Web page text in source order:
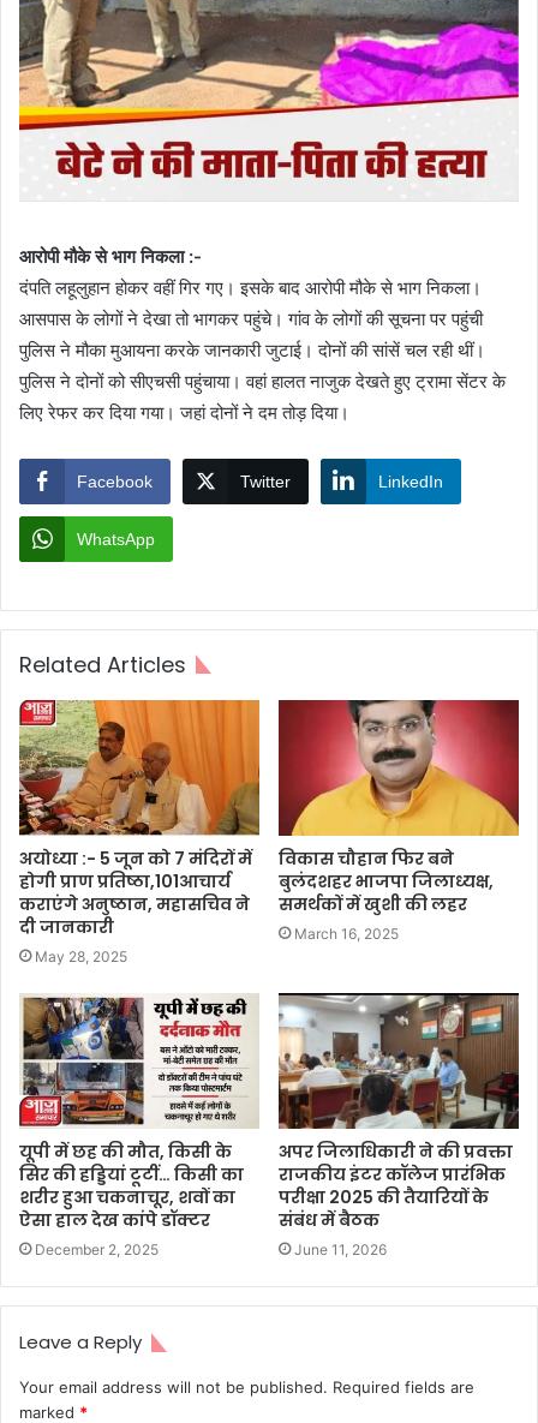
आरोपी मौके से भाग निकला :-
दंपति लहूलुहान होकर वहीं गिर गए। इसके बाद आरोपी मौके से भाग निकला।
आसपास के लोगों ने देखा तो भागकर पहुंचे। गांव के लोगों की सूचना पर पहुंची
पुलिस ने मौका मुआयना करके जानकारी जुटाई। दोनों की सांसें चल रही थीं।
पुलिस ने दोनों को सीएचसी पहुंचाया। वहां हालत नाजुक देखते हुए ट्रामा सेंटर के
लिए रेफर कर दिया गया। जहां दोनों ने दम तोड़ दिया।
Facebook Twitter LinkedIn
WhatsApp
Related Articles
अयोध्या :- 5 जून को 7 मंदिरों में
होगी प्राण प्रतिष्ठा,101आचार्य
कराएंगे अनुष्ठान, महासचिव ने
दी जानकारी
May 28, 2025
विकास चौहान फिर बने
बुलंदशहर भाजपा जिलाध्यक्ष,
समर्थकों में खुशी की लहर
March 16, 2025
यूपी में छह की मौत, किसी के
सिर की हड्डियां टूटीं… किसी का
शरीर हुआ चकनाचूर, शवों का
ऐसा हाल देख कांपे डॉक्टर
December 2, 2025
अपर जिलाधिकारी ने की प्रवक्ता
राजकीय इंटर कॉलेज प्रारंभिक
परीक्षा 2025 की तैयारियों के
संबंध में बैठक
June 11, 2026
Leave a Reply
Your email address will not be published. Required fields are
marked *